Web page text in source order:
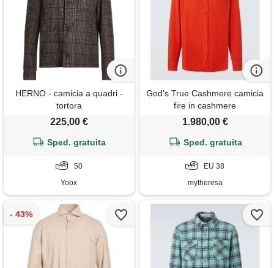
HERNO - camicia a quadri -
tortora
225,00 €
Sped. gratuita
50
Yoox
God's True Cashmere camicia
fire in cashmere
1.980,00 €
Sped. gratuita
EU 38
mytheresa